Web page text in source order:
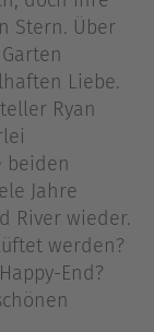
Stern. Über
Liebe.
Ryan
beiden
Jahre
River wieder.
werden?
End?